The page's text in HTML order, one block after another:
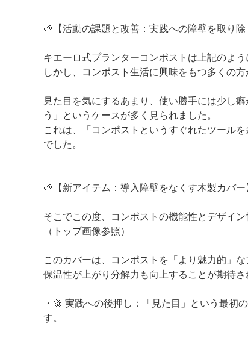
🌱【活動の課題と改善：実践への障壁を取り除
キエーロ式プランターコンポストは上記のよう
しかし、コンポスト生活に興味をもつ多くの
見た目を気にするあまり、使い勝手には少し
う」というケースが多く見られました。
これは、「コンポストというすぐれたツール
でした。
🌱【新アイテム：導入障壁をなくす木製カバー
そこでこの度、コンポストの機能性とデザイ
（トップ画像参照）
このカバーは、コンポストを「より魅力的」な
保温性が上がり分解力も向上することが期待さ
・🚀 実践への後押し：「見た目」という最初
す。